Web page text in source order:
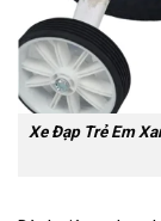
Lưu ý
Xe Đạp Trẻ Em